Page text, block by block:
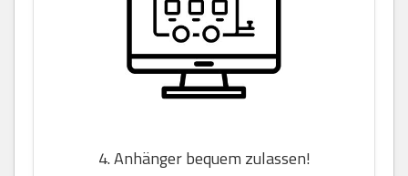
4. Anhänger bequem zulassen!